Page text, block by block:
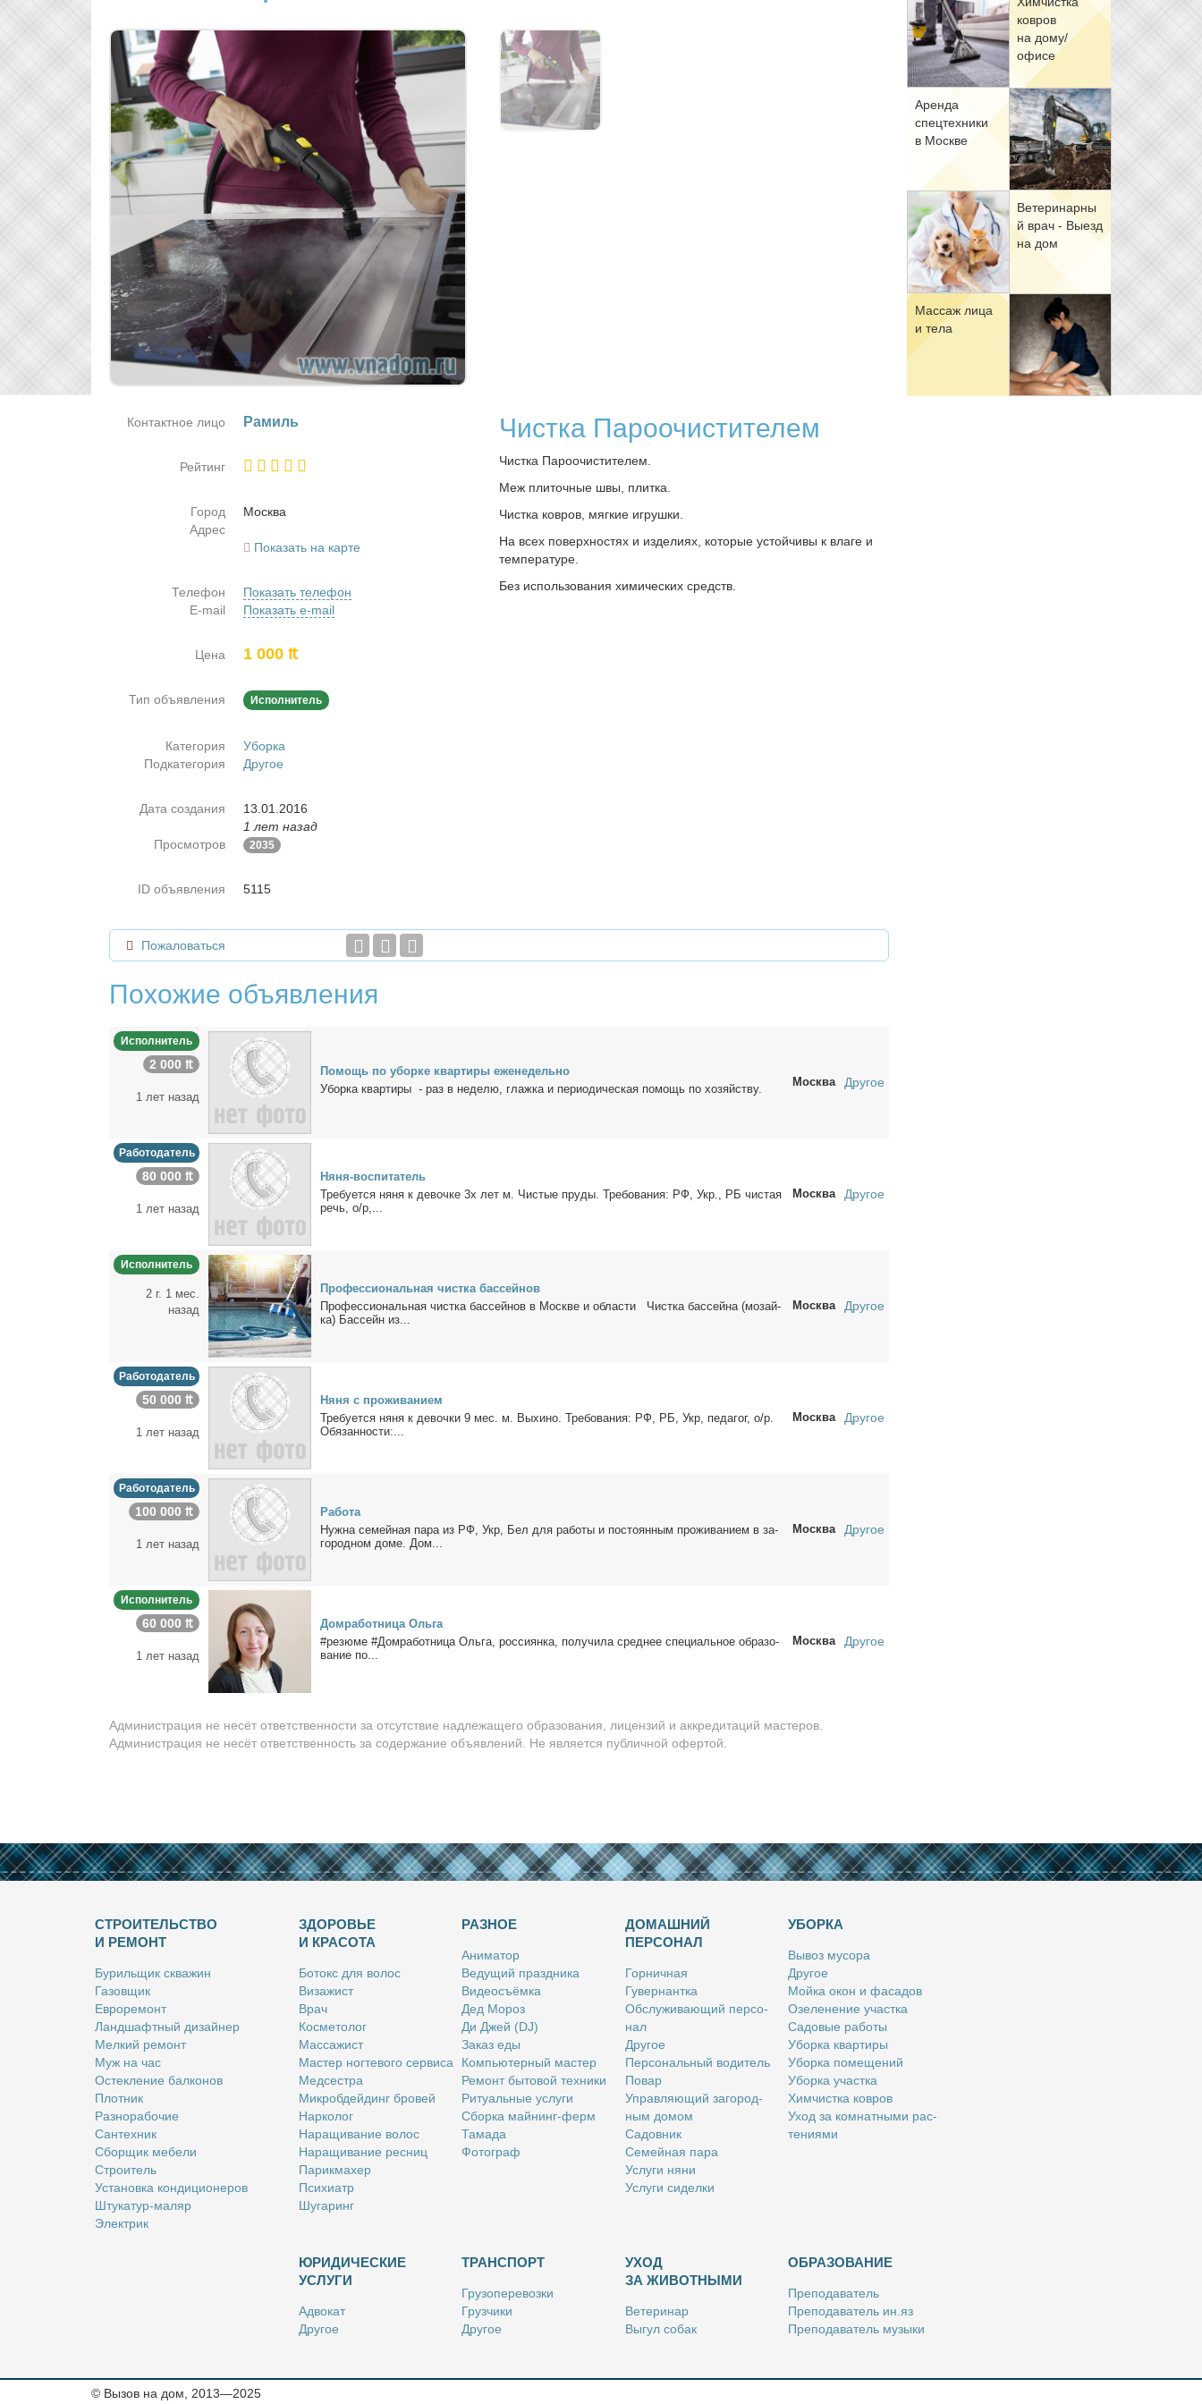
ков­ров
на до­му/
офи­се
Арен­да
спец­тех­ни­ки
в Москве
Ве­те­ри­нар­ны
й врач - Вы­езд
на дом
Мас­саж ли­ца
и те­ла
Чистка Пароочистителем
Чистка Пароочистителем.
Меж плиточные швы, плитка.
Чистка ковров, мягкие игрушки.
На всех поверхностях и изделиях, которые устойчивы к влаге и
температуре.
Без использования химических средств.
Контактное лицо Ра­миль
Рейтинг
Город
Москва
Адрес
Показать на карте
Телефон
Показать телефон
E-mail
Показать e-mail
Цена 1 000 ₶
Тип объявления Исполнитель
Категория
Уборка
Подкатегория
Другое
Дата создания
13.01.2016
1 лет назад
Просмотров
2035
ID объявления 5115
Пожаловаться
Похожие объявления
Исполнитель
2 000 ₶
1 лет назад
По­мощь по убор­ке квар­ти­ры еже­не­дель­но
Убор­ка квар­ти­ры - раз в неде­лю, глаж­ка и пе­ри­о­ди­че­ская по­мощь по хо­зяй­ству.
Москва Другое
Работодатель
80 000 ₶
1 лет назад
Ня­ня-вос­пи­та­тель
Тре­бу­ет­ся ня­ня к де­воч­ке 3х лет м. Чи­стые пру­ды. Тре­бо­ва­ния: РФ, Укр., РБ чи­стая
речь, о/р,...
Москва Другое
Исполнитель
2 г. 1 мес.
назад
Про­фес­сио­наль­ная чист­ка бас­сей­нов
Про­фес­сио­наль­ная чист­ка бас­сей­нов в Москве и об­ла­сти Чист­ка бас­сей­на (мо­зай­
ка) Бас­сейн из...
Москва Другое
Работодатель
50 000 ₶
1 лет назад
Ня­ня с про­жи­ва­ни­ем
Тре­бу­ет­ся ня­ня к де­воч­ки 9 мес. м. Вы­хи­но. Тре­бо­ва­ния: РФ, РБ, Укр, пе­да­гог, о/р.
Обя­зан­но­сти:...
Москва Другое
Работодатель
100 000 ₶
1 лет назад
Ра­бо­та
Нуж­на се­мей­ная па­ра из РФ, Укр, Бел для ра­бо­ты и по­сто­ян­ным про­жи­ва­ни­ем в за­
го­род­ном до­ме. Дом...
Москва Другое
Исполнитель
60 000 ₶
1 лет назад
Дом­ра­бот­ни­ца Оль­га
#ре­зю­ме #Дом­ра­бот­ни­ца Оль­га, рос­си­ян­ка, по­лу­чи­ла сред­нее спе­ци­аль­ное об­ра­зо­
ва­ние по...
Москва Другое
Администрация не несёт ответственности за отсутствие надлежащего образования, лицензий и аккредитаций мастеров.
Администрация не несёт ответственность за содержание объявлений. Не является публичной офертой.
СТРОИТЕЛЬСТВО
И РЕМОНТ
Бу­риль­щик сква­жин
Га­зов­щик
Ев­ро­ре­монт
Ланд­шафт­ный ди­зай­нер
Мел­кий ре­монт
Муж на час
Остек­ле­ние бал­ко­нов
Плот­ник
Раз­но­ра­бо­чие
Сан­тех­ник
Сбор­щик ме­бе­ли
Стро­и­тель
Уста­нов­ка кон­ди­ци­о­не­ров
Шту­ка­тур-ма­ляр
Элек­трик
ЗДОРОВЬЕ
И КРАСОТА
Бо­токс для во­лос
Ви­за­жист
Врач
Кос­ме­то­лог
Мас­са­жист
Ма­стер ног­те­во­го сер­ви­са
Мед­сест­ра
Мик­роб­дей­динг бро­вей
Нар­ко­лог
На­ра­щи­ва­ние во­лос
На­ра­щи­ва­ние рес­ниц
Па­рик­махер
Пси­хи­атр
Шу­га­ринг
РАЗНОЕ
Ани­ма­тор
Ве­ду­щий празд­ни­ка
Ви­део­съём­ка
Дед Мо­роз
Ди Джей (DJ)
За­каз еды
Ком­пью­тер­ный ма­стер
Ре­монт бы­то­вой тех­ни­ки
Ри­ту­аль­ные услу­ги
Сбор­ка май­нинг-ферм
Та­ма­да
Фо­то­граф
ДОМАШНИЙ
ПЕРСОНАЛ
Гор­нич­ная
Гу­вер­нант­ка
Об­слу­жи­ва­ю­щий пер­со­
нал
Дру­гое
Пер­со­наль­ный во­ди­тель
По­вар
Управ­ля­ю­щий за­го­род­
ным до­мом
Са­дов­ник
Се­мей­ная па­ра
Услу­ги ня­ни
Услу­ги си­дел­ки
УБОРКА
Вы­воз му­со­ра
Дру­гое
Мой­ка окон и фа­са­дов
Озе­ле­не­ние участ­ка
Са­до­вые ра­бо­ты
Убор­ка квар­ти­ры
Убор­ка по­ме­ще­ний
Убор­ка участ­ка
Хим­чист­ка ков­ров
Уход за ком­нат­ны­ми рас­
те­ни­я­ми
ЮРИДИЧЕСКИЕ
УСЛУГИ
Адво­кат
Дру­гое
Ри­эл­тор
ТРАНСПОРТ
Гру­зо­пе­ре­воз­ки
Груз­чи­ки
Дру­гое
Так­си
УХОД
ЗА ЖИВОТНЫМИ
Ве­те­ри­нар
Вы­гул со­бак
Стриж­ка жи­вот­ных
ОБРАЗОВАНИЕ
Пре­по­да­ва­тель
Пре­по­да­ва­тель ин.яз
Пре­по­да­ва­тель му­зы­ки
© Вызов на дом, 2013—2025